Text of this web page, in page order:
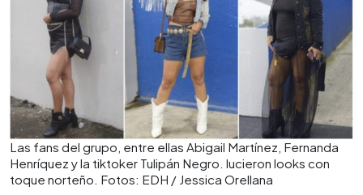
Las fans del grupo, entre ellas Abigail Martínez, Fernanda
Henríquez y la tiktoker Tulipán Negro. lucieron looks con
toque norteño. Fotos: EDH / Jessica Orellana